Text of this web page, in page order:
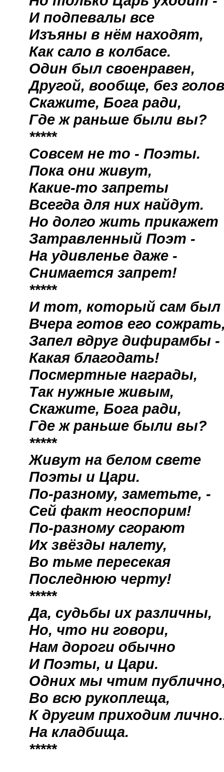
И подпевалы все
Изъяны в нём находят,
Как сало в колбасе.
Один был своенравен,
Другой, вообще, без
Скажите, Бога ради,
Где ж раньше были вы?
*****
Совсем не то - Поэты.
Пока они живут,
Какие-то запреты
Всегда для них найдут.
Но долго жить прикажет
Затравленный Поэт -
На удивленье даже -
Снимается запрет!
*****
И тот, который сам был
Вчера готов его
Запел вдруг дифирамбы -
Какая благодать!
Посмертные награды,
Так нужные живым,
Скажите, Бога ради,
Где ж раньше были вы?
*****
Живут на белом свете
Поэты и Цари.
По-разному, заметьте, -
Сей факт неоспорим!
По-разному сгорают
Их звёзды налету,
Во тьме пересекая
Последнюю черту!
*****
Да, судьбы их различны,
Но, что ни говори,
Нам дороги обычно
И Поэты, и Цари.
Одних мы чтим
Во всю рукоплеща,
К другим приходим
На кладбища.
*****